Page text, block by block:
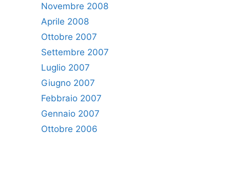
Novembre 2008
Aprile 2008
Ottobre 2007
Settembre 2007
Luglio 2007
Giugno 2007
Febbraio 2007
Gennaio 2007
Ottobre 2006